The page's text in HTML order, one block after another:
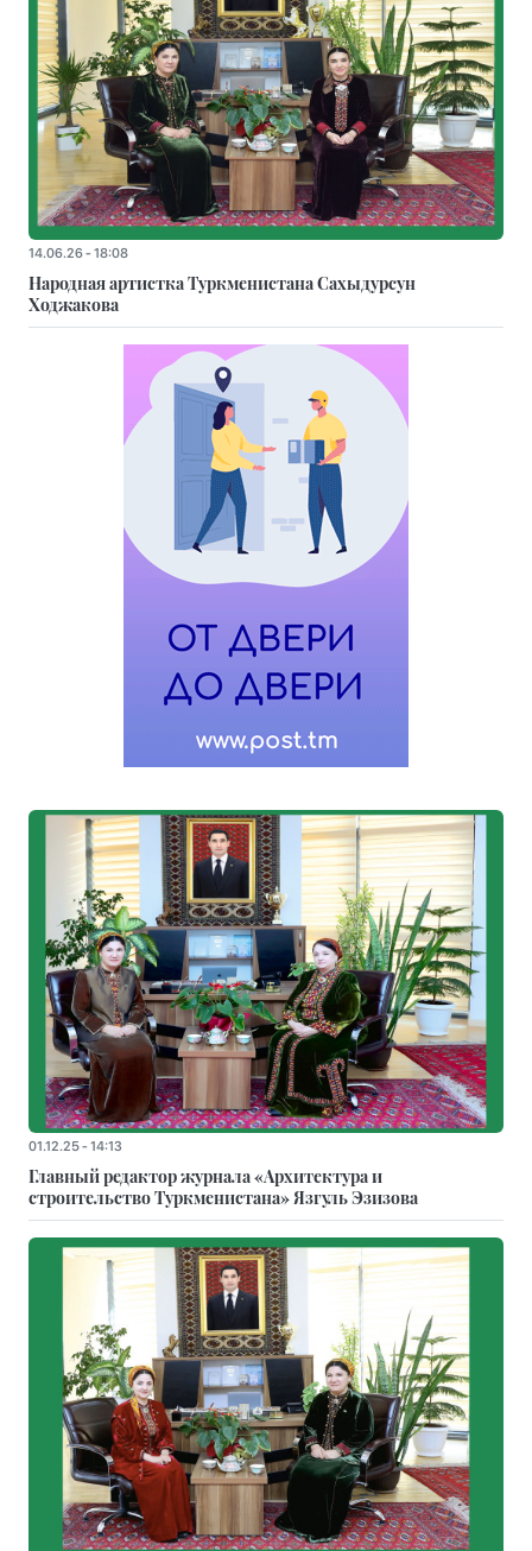
14.06.26 - 18:08
Народная артистка Туркменистана Сахыдурсун
Ходжакова
01.12.25 - 14:13
Главный редактор журнала «Архитектура и
строительство Туркменистана» Язгуль Эзизова